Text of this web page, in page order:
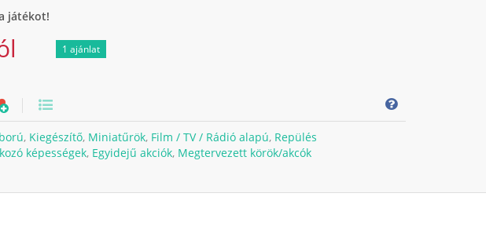
játékot!
1 ajánlat
, Kiegészítő, Miniatűrök, Film / TV / Rádió alapú, Repülés
képességek, Egyidejű akciók, Megtervezett körök/akcók